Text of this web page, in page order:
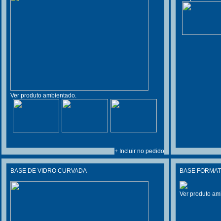
Ver produto ambientado.
+ Incluir no pedido
BASE DE VIDRO CURVADA BASE
Ver produto